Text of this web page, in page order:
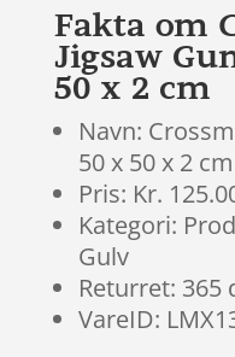
mmelser
Fakta om
Jigsaw
50 x 2 cm
Navn:
50 x 50 x 2 cm
Pris: Kr.
Kategori:
Gulv
Returret: 365
VareID: